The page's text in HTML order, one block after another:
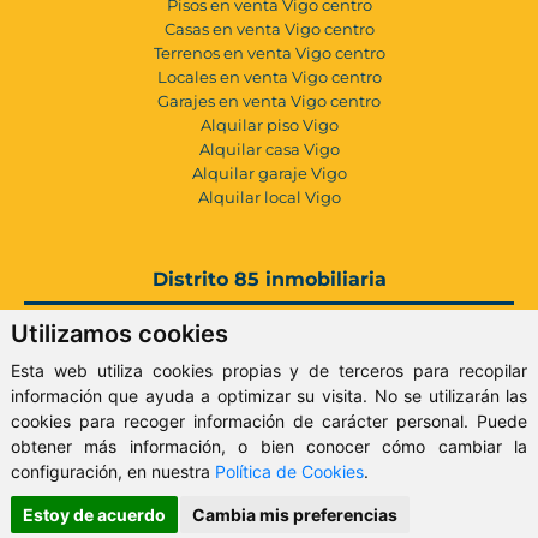
Utilizamos cookies
Esta web utiliza cookies propias y de terceros para recopilar
información que ayuda a optimizar su visita. No se utilizarán las
cookies para recoger información de carácter personal. Puede
obtener más información, o bien conocer cómo cambiar la
configuración, en nuestra Política de Cookies.
Estoy de acuerdo Cambia mis preferencias
Pisos en venta Vigo centro
Casas en venta Vigo centro
Terrenos en venta Vigo centro
Locales en venta Vigo centro
Garajes en venta Vigo centro
Alquilar piso Vigo
Alquilar casa Vigo
Alquilar garaje Vigo
Alquilar local Vigo
Distrito 85 inmobiliaria
Servicios Inmobiliarios
Tasación vivienda gratis
Certificado energético
Inversión inmobiliaria
Contacto y localización
Conócemos mejor